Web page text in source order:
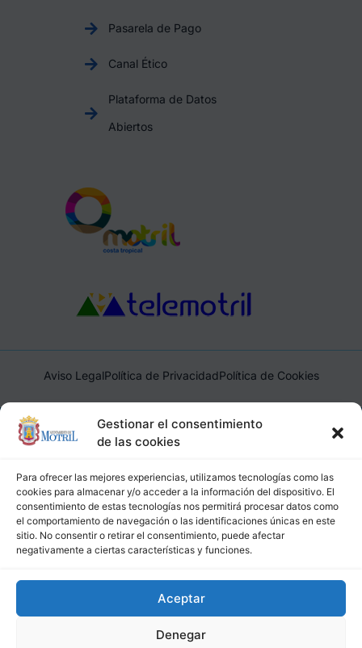
Gestionar el consentimiento
de las cookies
Para ofrecer las mejores experiencias, utilizamos tecnologías como las
cookies para almacenar y/o acceder a la información del dispositivo. El
consentimiento de estas tecnologías nos permitirá procesar datos como
el comportamiento de navegación o las identificaciones únicas en este
sitio. No consentir o retirar el consentimiento, puede afectar
negativamente a ciertas características y funciones.
Aceptar
Denegar
Pasarela de Pago
Canal Ético
Plataforma de Datos
Abiertos
Aviso LegalPolítica de PrivacidadPolítica de Cookies
Ayuntamiento de Motril, Plaza de España, 1, 18600, Motril,
(Granada), CIF: P1814200J, DIR3: L01181400